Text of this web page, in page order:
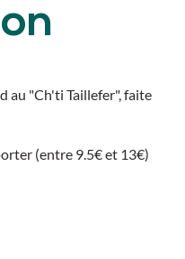
au "Ch'ti Taillefer", faite
(entre 9.5€ et 13€)